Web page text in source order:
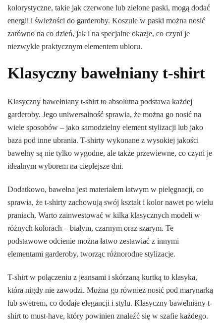
kolorystyczne, takie jak czerwone lub zielone paski, mogą dodać
energii i świeżości do garderoby. Koszule w paski można nosić
zarówno na co dzień, jak i na specjalne okazje, co czyni je
niezwykle praktycznym elementem ubioru.
Klasyczny bawełniany t-shirt
Klasyczny bawełniany t-shirt to absolutna podstawa każdej
garderoby. Jego uniwersalność sprawia, że można go nosić na
wiele sposobów – jako samodzielny element stylizacji lub jako
baza pod inne ubrania. T-shirty wykonane z wysokiej jakości
bawełny są nie tylko wygodne, ale także przewiewne, co czyni je
idealnym wyborem na cieplejsze dni.
Dodatkowo, bawełna jest materiałem łatwym w pielęgnacji, co
sprawia, że t-shirty zachowują swój kształt i kolor nawet po wielu
praniach. Warto zainwestować w kilka klasycznych modeli w
różnych kolorach – białym, czarnym oraz szarym. Te
podstawowe odcienie można łatwo zestawiać z innymi
elementami garderoby, tworząc różnorodne stylizacje.
T-shirt w połączeniu z jeansami i skórzaną kurtką to klasyka,
która nigdy nie zawodzi. Można go również nosić pod marynarką
lub swetrem, co dodaje elegancji i stylu. Klasyczny bawełniany t-
shirt to must-have, który powinien znaleźć się w szafie każdego.